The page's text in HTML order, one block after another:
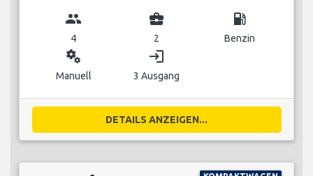
group
4
business_center
2
local_gas_station
Benzin
miscellaneous_services
Manuell
login
3 Ausgang
DETAILS ANZEIGEN...